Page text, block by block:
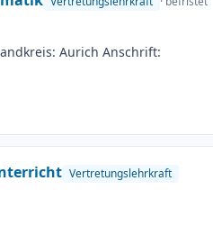
Aurich Anschrift:
Vertretungslehrkraft